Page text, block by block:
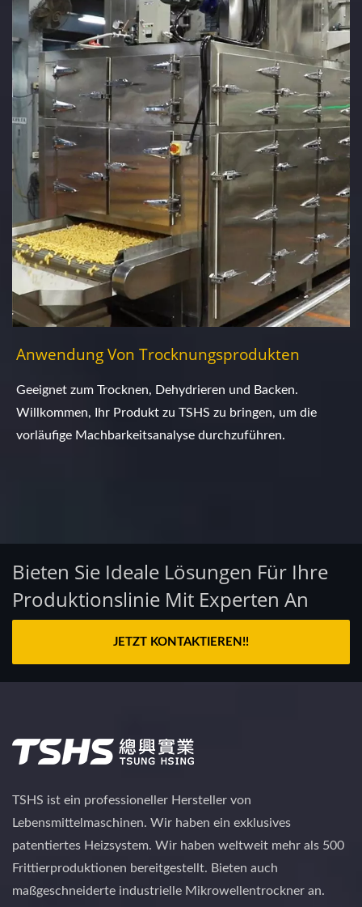
Anwendung Von Trocknungsprodukten
Geeignet zum Trocknen, Dehydrieren und Backen.
Willkommen, Ihr Produkt zu TSHS zu bringen, um die
vorläufige Machbarkeitsanalyse durchzuführen.
Bieten Sie Ideale Lösungen Für Ihre
Produktionslinie Mit Experten An
JETZT KONTAKTIEREN!!
TSHS ist ein professioneller Hersteller von
Lebensmittelmaschinen. Wir haben ein exklusives
patentiertes Heizsystem. Wir haben weltweit mehr als 500
Frittierproduktionen bereitgestellt. Bieten auch
maßgeschneiderte industrielle Mikrowellentrockner an.